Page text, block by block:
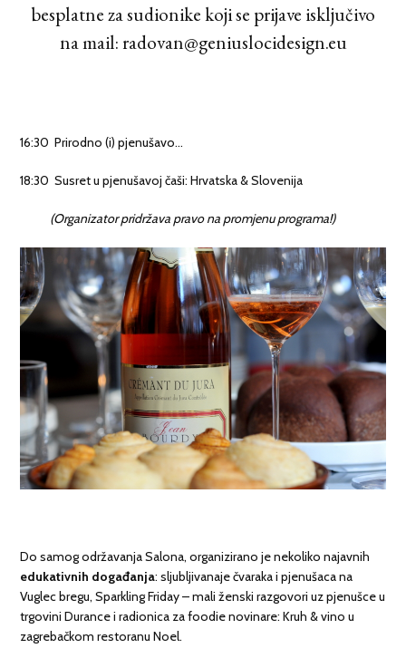
besplatne za sudionike koji se prijave isključivo
na mail: radovan@geniuslocidesign.eu
16:30 Prirodno (i) pjenušavo…
18:30 Susret u pjenušavoj čaši: Hrvatska & Slovenija
(Organizator pridržava pravo na promjenu programa!)
Do samog održavanja Salona, organizirano je nekoliko najavnih
edukativnih događanja: sljubljivanaje čvaraka i pjenušaca na
Vuglec bregu, Sparkling Friday – mali ženski razgovori uz pjenušce u
trgovini Durance i radionica za foodie novinare: Kruh & vino u
zagrebačkom restoranu Noel.